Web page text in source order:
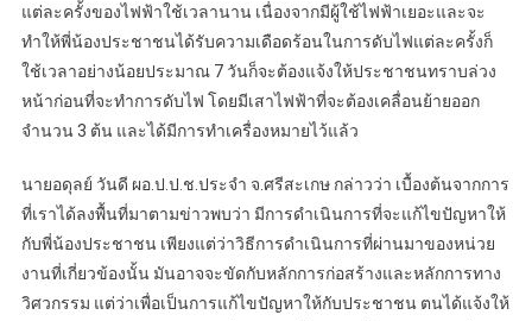
แต่ละครั้งของไฟฟ้าใช้เวลานาน เนื่องจากมีผู้ใช้ไฟฟ้าเยอะและจะ
ทำให้พี่น้องประชาชนได้รับความเดือดร้อนในการดับไฟแต่ละครั้งก็
ใช้เวลาอย่างน้อยประมาณ 7 วันก็จะต้องแจ้งให้ประชาชนทราบล่วง
หน้าก่อนที่จะทำการดับไฟ โดยมีเสาไฟฟ้าที่จะต้องเคลื่อนย้ายออก
จำนวน 3 ต้น และได้มีการทำเครื่องหมายไว้แล้ว
นายอดุลย์ วันดี ผอ.ป.ป.ช.ประจำ จ.ศรีสะเกษ กล่าวว่า เบื้องต้นจากการ
ที่เราได้ลงพื้นที่มาตามข่าวพบว่า มีการดำเนินการที่จะแก้ไขปัญหาให้
กับพี่น้องประชาชน เพียงแต่ว่าวิธีการดำเนินการที่ผ่านมาของหน่วย
งานที่เกี่ยวข้องนั้น มันอาจจะขัดกับหลักการก่อสร้างและหลักการทาง
วิศวกรรม แต่ว่าเพื่อเป็นการแก้ไขปัญหาให้กับประชาชน ตนได้แจ้งให้